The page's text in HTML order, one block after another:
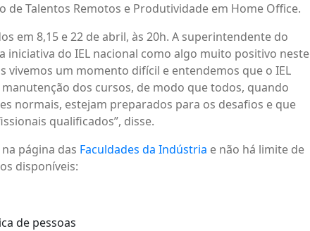
de Talentos Remotos e Produtividade em Home Office.
em 8,15 e 22 de abril, às 20h. A superintendente do
iniciativa do IEL nacional como algo muito positivo neste
vivemos um momento difícil e entendemos que o IEL
dos cursos, de modo que todos, quando
normais, estejam preparados para os desafios e que
qualificados”, disse.
página das Faculdades da Indústria e não há limite de
disponíveis:
de pessoas